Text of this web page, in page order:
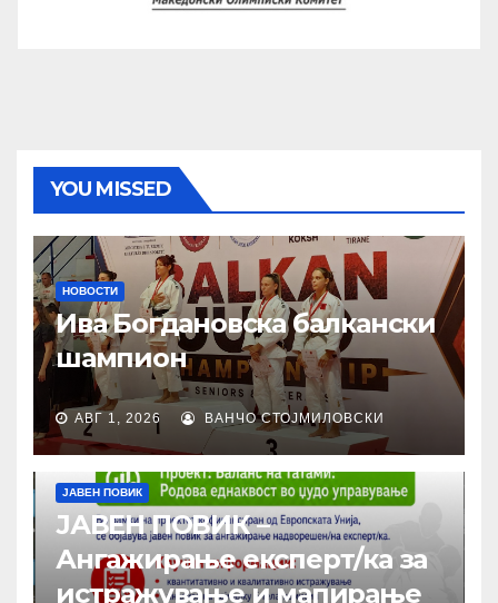
YOU MISSED
НОВОСТИ
Ива Богдановска балкански
шампион
АВГ 1, 2026 ВАНЧО СТОЈМИЛОВСКИ
ЈАВЕН ПОВИК
ЈАВЕН ПОВИК –
Ангажирање експерт/ка за
истражување и мапирање